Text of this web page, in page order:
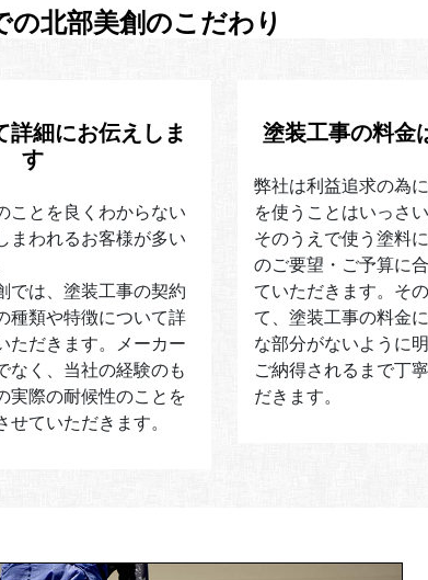
の北部美創のこだわり
詳細にお伝えしま
す
ことを良くわからない
まわれるお客様が多い
では、塗装工事の契約
種類や特徴について詳
ただきます。メーカー
なく、当社の経験のも
実際の耐候性のことを
ていただきます。
塗装工事の料金
弊社は利益追求の為
を使うことはいっさ
そのうえで使う塗料
のご要望・ご予算に
ていただきます。そ
て、塗装工事の料金
な部分がないように
ご納得されるまで丁
だきます。